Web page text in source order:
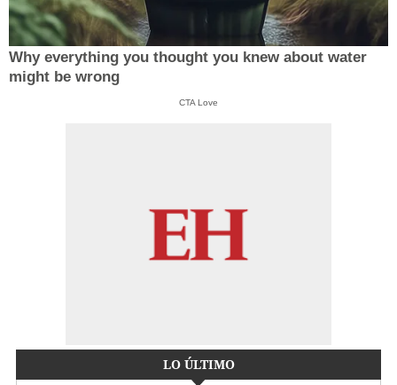
Why everything you thought you knew about water
might be wrong
CTA Love
LO ÚLTIMO